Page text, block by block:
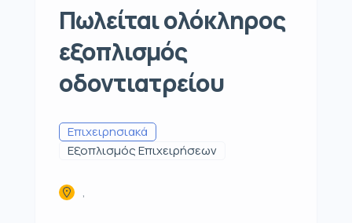
Πωλείται ολόκληρος
εξοπλισμός
οδοντιατρείου
Επιχειρησιακά
Εξοπλισμός Επιχειρήσεων
,